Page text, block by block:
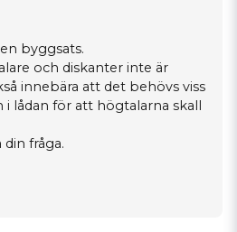
byggsats.
och diskanter inte är
innebära att det behövs viss
lådan för att högtalarna skall
fråga.